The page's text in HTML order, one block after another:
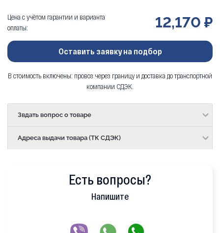
Цена с учётом гарантии и варианта
оплаты:
12,170 ₽
Оставить заявку на подбор
В стоимость включены: провоз через границу и доставка до транспортной
компании СДЭК.
Звдать вопрос о товаре
Адреса выдачи товара (ТК СДЭК)
Есть вопросы?
Напишите